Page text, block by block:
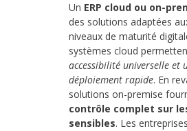
Un ERP cloud ou on-
des solutions adaptées
niveaux de maturité
systèmes cloud
accessibilité universelle et
déploiement rapide. En
solutions on-premise
contrôle complet sur
sensibles. Les